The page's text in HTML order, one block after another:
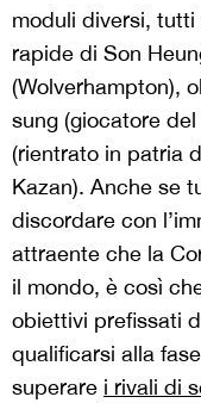
moduli diversi,
rapide di Son
(Wolverhampton),
sung (giocatore
(rientrato in patria
Kazan). Anche se
discordare con
attraente che la
il mondo, è così
obiettivi prefissati
qualificarsi alla
superare i rivali di